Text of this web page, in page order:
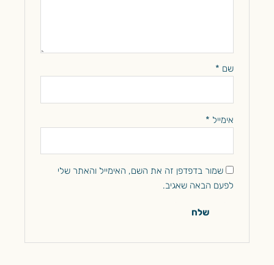
שם *
אימייל *
שמור בדפדפן זה את השם, האימייל והאתר שלי
לפעם הבאה שאגיב.